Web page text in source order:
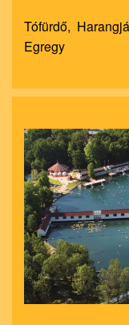
Tófürdő,
Egregy